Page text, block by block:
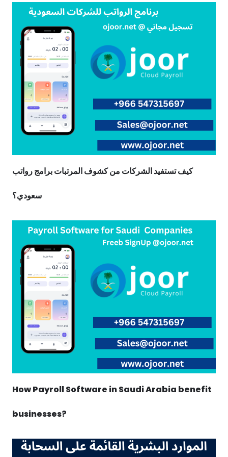
كيف تستفيد الشركات من كشوف المرتبات برامج رواتب
سعودي؟
How Payroll Software in Saudi Arabia benefit
businesses?